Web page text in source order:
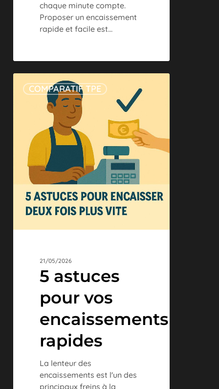
chaque minute compte.
Proposer un encaissement
rapide et facile est…
astuces
encaissements
rapides
COMPARATIF TPE
21/05/2026
5 astuces
pour vos
encaissements
rapides
La lenteur des
encaissements est l'un des
principaux freins à la